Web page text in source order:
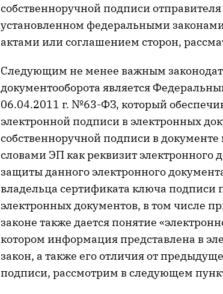
собственноручной подписи
установленном федеральными
актами или соглашением сторон,
Следующим не менее важным
документооборота является
06.04.2011 г. №63-ФЗ, который
электронной подписи в электронных
собственноручной подписи в
словами ЭП как реквизит
защиты данного электронного
владельца сертификата ключа подписи
электронных документов, в том числе
законе также дается понятие
котором информация представлена в
закон, а также его отличия от
подписи, рассмотрим в следующем